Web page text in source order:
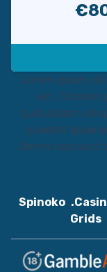
Lorem ipsum
elit. Corporis
quibusdam
quaerat quae
Omnis nesciunt
Spinoko
Grids